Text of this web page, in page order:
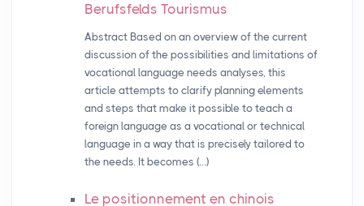
Berufsfelds Tourismus
Abstract Based on an overview of the current
discussion of the possibilities and limitations of
vocational language needs analyses, this
article attempts to clarify planning elements
and steps that make it possible to teach a
foreign language as a vocational or technical
language in a way that is precisely tailored to
the needs. It becomes (…)
Le positionnement en chinois